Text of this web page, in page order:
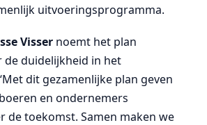
uitvoeringsprogramma.
Vissernoemt het plan
de duidelijkheid in het
dit gezamenlijke plan geven
en ondernemers
de toekomst. Samen maken we